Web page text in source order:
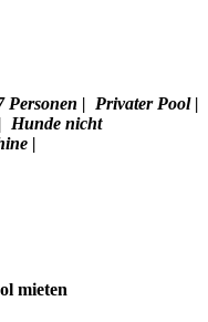
Personen | Privater Pool |
Hunde nicht
|
mieten